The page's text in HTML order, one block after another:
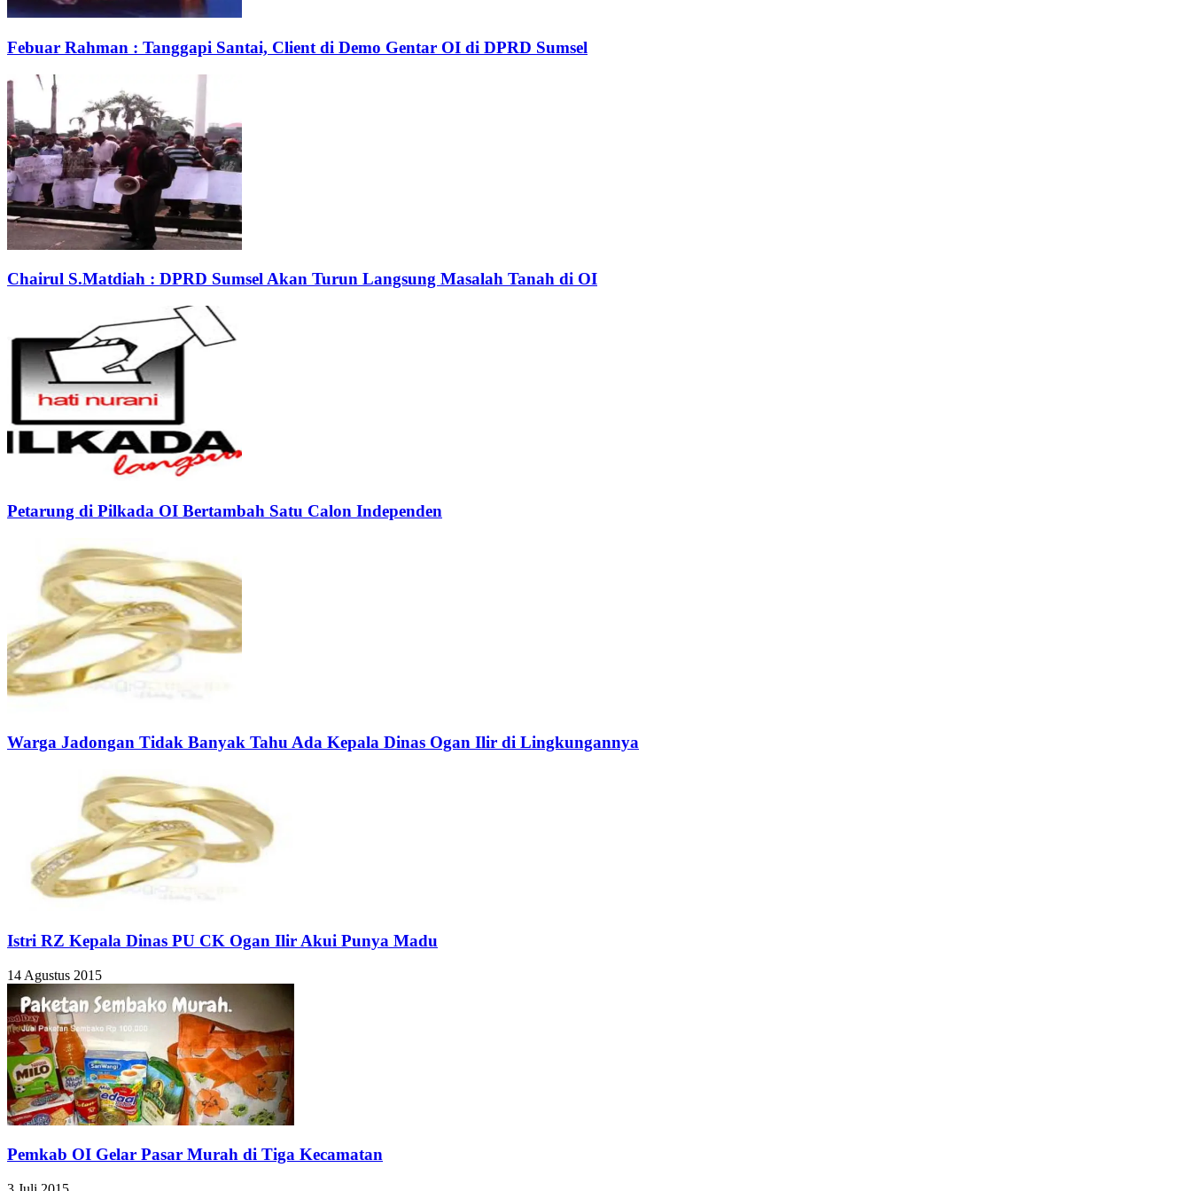
Febuar Rahman : Tanggapi Santai, Client di Demo Gentar OI di DPRD Sumsel
Chairul S.Matdiah : DPRD Sumsel Akan Turun Langsung Masalah Tanah di OI
Petarung di Pilkada OI Bertambah Satu Calon Independen
Warga Jadongan Tidak Banyak Tahu Ada Kepala Dinas Ogan Ilir di Lingkungannya
Istri RZ Kepala Dinas PU CK Ogan Ilir Akui Punya Madu
14 Agustus 2015
Pemkab OI Gelar Pasar Murah di Tiga Kecamatan